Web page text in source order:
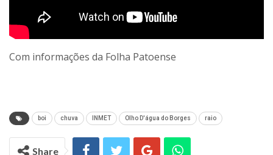
Com informações da Folha Patoense
boi chuva INMET Olho D'água do Borges raio
Share